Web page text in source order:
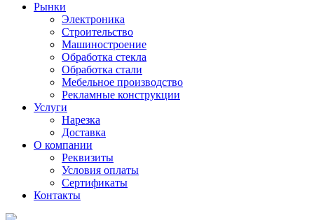
Рынки
Электроника
Строительство
Машиностроение
Обработка стекла
Обработка стали
Мебельное производство
Рекламные конструкции
Услуги
Нарезка
Доставка
О компании
Реквизиты
Условия оплаты
Сертификаты
Контакты